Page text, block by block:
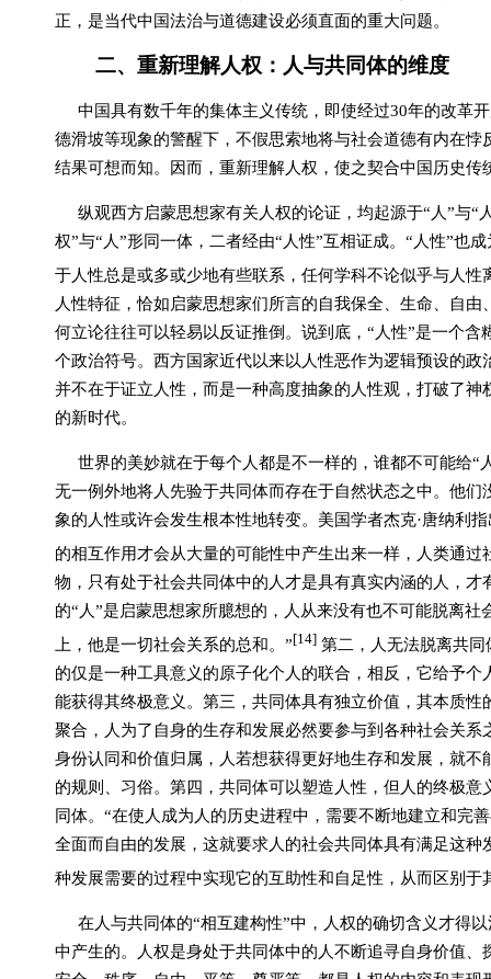
正，是当代中国法治与道德建设必须直面的重大问题。
二、重新理解人权：人与共同体的维度
中国具有数千年的集体主义传统，即使经过30年的改革
德滑坡等现象的警醒下，不假思索地将与社会道德有内在
结果可想而知。因而，重新理解人权，使之契合中国历史传
纵观西方启蒙思想家有关人权的论证，均起源于“人”与
权”与“人”形同一体，二者经由“人性”互相证成。“人性”也
于人性总是或多或少地有些联系，任何学科不论似乎与人
人性特征，恰如启蒙思想家们所言的自我保全、生命、自
何立论往往可以轻易以反证推倒。说到底，“人性”是一个
个政治符号。西方国家近代以来以人性恶作为逻辑预设的
并不在于证立人性，而是一种高度抽象的人性观，打破了
的新时代。
世界的美妙就在于每个人都是不一样的，谁都不可能给“
无一例外地将人先验于共同体而存在于自然状态之中。他
象的人性或许会发生根本性地转变。美国学者杰克·唐纳利
的相互作用才会从大量的可能性中产生出来一样，人类通
物，只有处于社会共同体中的人才是具有真实内涵的人，
的“人”是启蒙思想家所臆想的，人从来没有也不可能脱离社
上，他是一切社会关系的总和。” [14] 第二，人无法脱离共同
的仅是一种工具意义的原子化个人的联合，相反，它给予
能获得其终极意义。第三，共同体具有独立价值，其本质
聚合，人为了自身的生存和发展必然要参与到各种社会关
身份认同和价值归属，人若想获得更好地生存和发展，就
的规则、习俗。第四，共同体可以塑造人性，但人的终极意
同体。“在使人成为人的历史进程中，需要不断地建立和
全面而自由的发展，这就要求人的社会共同体具有满足这
种发展需要的过程中实现它的互助性和自足性，从而区别于
在人与共同体的“相互建构性”中，人权的确切含义才得
中产生的。人权是身处于共同体中的人不断追寻自身价值